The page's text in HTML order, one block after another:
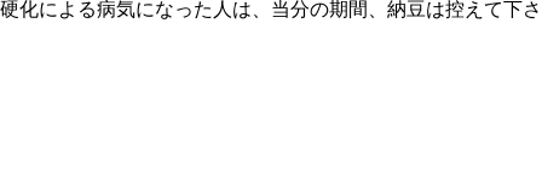
化による病気になった人は、当分の期間、納豆は控えて下さ